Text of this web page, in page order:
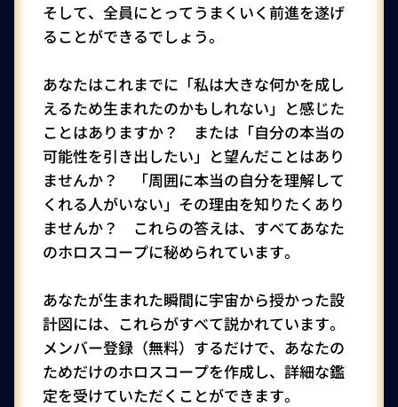
そして、全員にとってうまくいく前進を遂げ
ることができるでしょう。
あなたはこれまでに「私は大きな何かを成し
えるため生まれたのかもしれない」と感じた
ことはありますか？ または「自分の本当の
可能性を引き出したい」と望んだことはあり
ませんか？ 「周囲に本当の自分を理解して
くれる人がいない」その理由を知りたくあり
ませんか？ これらの答えは、すべてあなた
のホロスコープに秘められています。
あなたが生まれた瞬間に宇宙から授かった設
計図には、これらがすべて説かれています。
メンバー登録（無料）するだけで、あなたの
ためだけのホロスコープを作成し、詳細な鑑
定を受けていただくことができます。